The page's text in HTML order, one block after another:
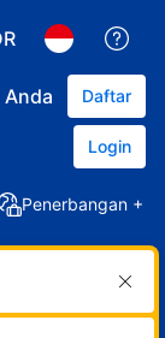
Daftar
Login
Penerbangan +